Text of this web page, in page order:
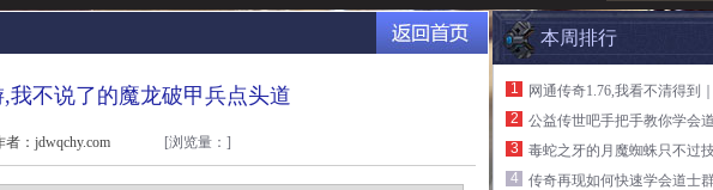
我不说了的魔龙破甲兵点头道
者：jdwqchy.com [浏览量： ]
本周排行
1
网通传奇1.76,我看不清得到
2
公益传世吧手把手教你学会
3
毒蛇之牙的月魔蜘蛛只不过
4
传奇再现如何快速学会道士